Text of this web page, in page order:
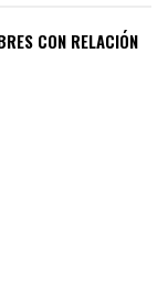
CON RELACIÓN